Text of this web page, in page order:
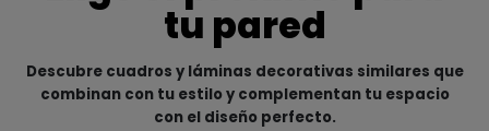
tu pared
Descubre cuadros y láminas decorativas similares que
combinan con tu estilo y complementan tu espacio
con el diseño perfecto.